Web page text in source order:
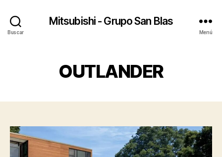
Buscar
Mitsubishi - Grupo San Blas
Menú
OUTLANDER